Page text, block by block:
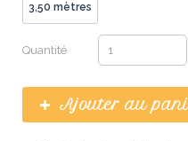
3,50 mètres
Quantité
Ajouter au